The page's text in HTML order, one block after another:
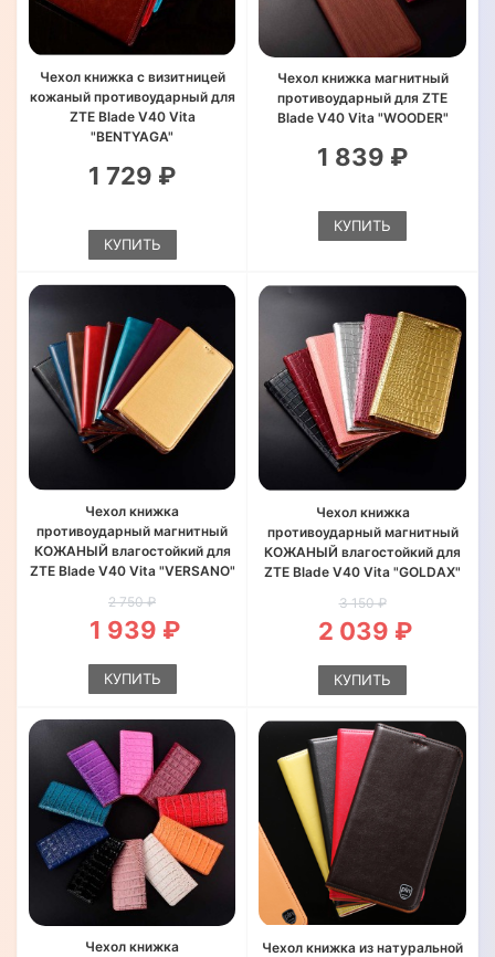
Чехол книжка с визитницей
кожаный противоударный для
ZTE Blade V40 Vita
"BENTYAGA"
1 729 ₽
КУПИТЬ
Чехол книжка магнитный
противоударный для ZTE
Blade V40 Vita "WOODER"
1 839 ₽
КУПИТЬ
Чехол книжка
противоударный магнитный
КОЖАНЫЙ влагостойкий для
ZTE Blade V40 Vita "VERSANO"
2 750 ₽
1 939 ₽
КУПИТЬ
Чехол книжка
противоударный магнитный
КОЖАНЫЙ влагостойкий для
ZTE Blade V40 Vita "GOLDAX"
3 150 ₽
2 039 ₽
КУПИТЬ
Чехол книжка
Чехол книжка из натуральной